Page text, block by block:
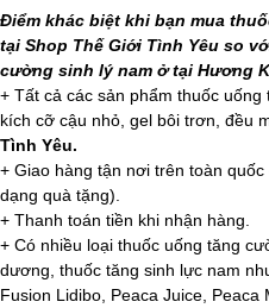
Điểm khác biệt khi bạn mua
tại Shop Thế Giới Tình Yêu so
cường sinh lý nam ở tại Hương
+ Tất cả các sản phẩm thuốc
kích cỡ cậu nhỏ, gel bôi trơn, đều
Tình Yêu.
+ Giao hàng tận nơi trên toàn
dạng quà tặng).
+ Thanh toán tiền khi nhận hàng.
+ Có nhiều loại thuốc uống tăng
dương, thuốc tăng sinh lực nam
Fusion Lidibo, Peaca Juice, Peaca